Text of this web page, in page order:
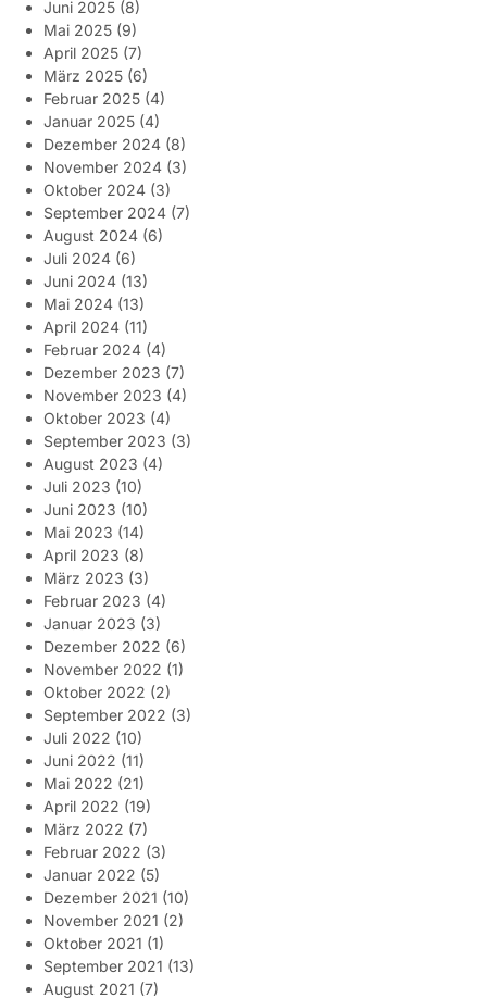
Juni 2025 (8)
Mai 2025 (9)
April 2025 (7)
März 2025 (6)
Februar 2025 (4)
Januar 2025 (4)
Dezember 2024 (8)
November 2024 (3)
Oktober 2024 (3)
September 2024 (7)
August 2024 (6)
Juli 2024 (6)
Juni 2024 (13)
Mai 2024 (13)
April 2024 (11)
Februar 2024 (4)
Dezember 2023 (7)
November 2023 (4)
Oktober 2023 (4)
September 2023 (3)
August 2023 (4)
Juli 2023 (10)
Juni 2023 (10)
Mai 2023 (14)
April 2023 (8)
März 2023 (3)
Februar 2023 (4)
Januar 2023 (3)
Dezember 2022 (6)
November 2022 (1)
Oktober 2022 (2)
September 2022 (3)
Juli 2022 (10)
Juni 2022 (11)
Mai 2022 (21)
April 2022 (19)
März 2022 (7)
Februar 2022 (3)
Januar 2022 (5)
Dezember 2021 (10)
November 2021 (2)
Oktober 2021 (1)
September 2021 (13)
August 2021 (7)